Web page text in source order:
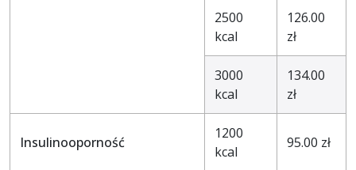
2500
kcal
126.00
zł
3000
kcal
134.00
zł
Insulinooporność
1200
kcal
95.00 zł